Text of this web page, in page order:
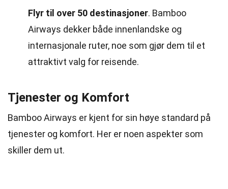
Flyr til over 50 destinasjoner. Bamboo
Airways dekker både innenlandske og
internasjonale ruter, noe som gjør dem til et
attraktivt valg for reisende.
Tjenester og Komfort
Bamboo Airways er kjent for sin høye standard på
tjenester og komfort. Her er noen aspekter som
skiller dem ut.